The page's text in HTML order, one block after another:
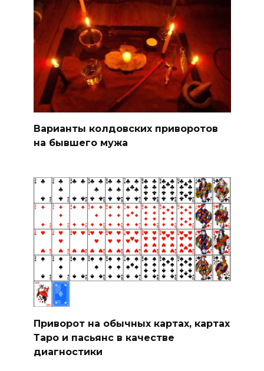
Варианты колдовских приворотов
на бывшего мужа
Приворот на обычных картах, картах
Таро и пасьянс в качестве
диагностики